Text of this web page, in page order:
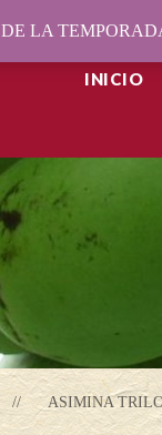
INICIO
ASIMINA
LA